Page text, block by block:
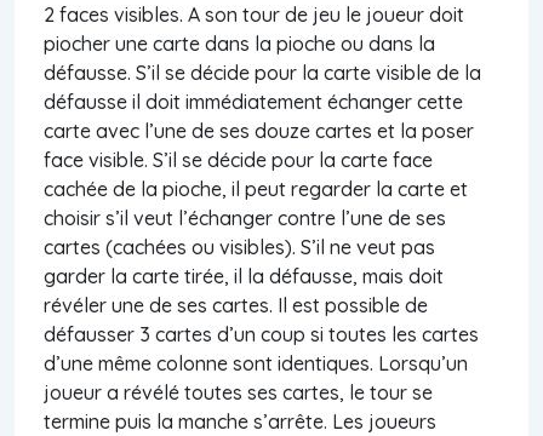
2 faces visibles. A son tour de jeu le joueur doit
piocher une carte dans la pioche ou dans la
défausse. S’il se décide pour la carte visible de la
défausse il doit immédiatement échanger cette
carte avec l’une de ses douze cartes et la poser
face visible. S’il se décide pour la carte face
cachée de la pioche, il peut regarder la carte et
choisir s’il veut l’échanger contre l’une de ses
cartes (cachées ou visibles). S’il ne veut pas
garder la carte tirée, il la défausse, mais doit
révéler une de ses cartes. Il est possible de
défausser 3 cartes d’un coup si toutes les cartes
d’une même colonne sont identiques. Lorsqu’un
joueur a révélé toutes ses cartes, le tour se
termine puis la manche s’arrête. Les joueurs